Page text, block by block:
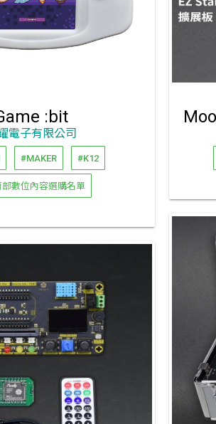
:bit
電子有限公司
#MAKER #K12
數位內容選購名單